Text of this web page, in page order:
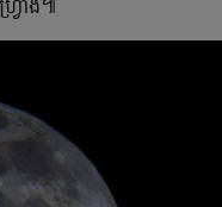
វ្រាំង៕